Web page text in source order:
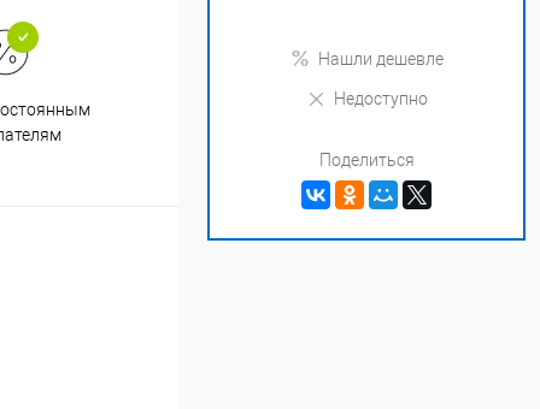
Супер срочная доставка в
Нашли дешевле
Недоступно
Поделиться